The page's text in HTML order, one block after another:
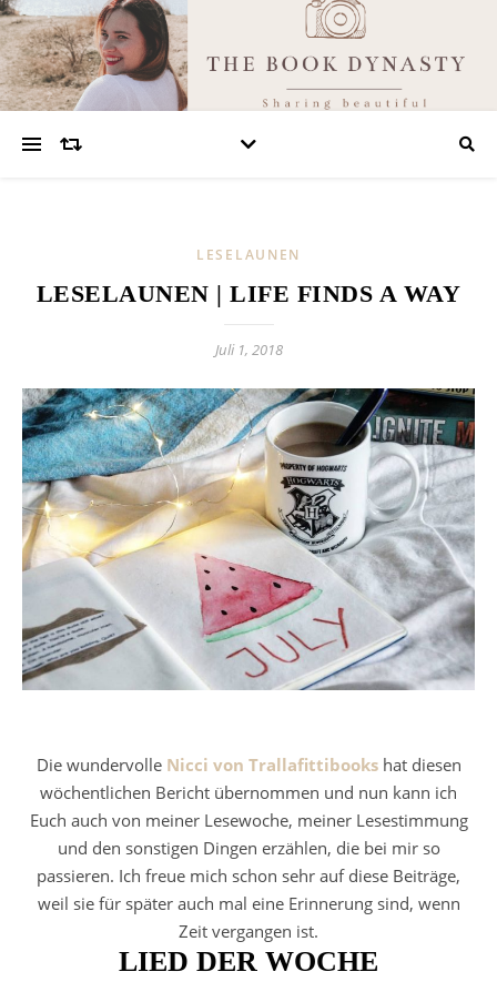
LESELAUNEN
LESELAUNEN | LIFE FINDS A WAY
Juli 1, 2018
Die wundervolle Nicci von Trallafittibookshat diesen
wöchentlichen Bericht übernommen und nun kann ich
Euch auch von meiner Lesewoche, meiner Lesestimmung
und den sonstigen Dingen erzählen, die bei mir so
passieren. Ich freue mich schon sehr auf diese Beiträge,
weil sie für später auch mal eine Erinnerung sind, wenn
Zeit vergangen ist.
LIED DER WOCHE